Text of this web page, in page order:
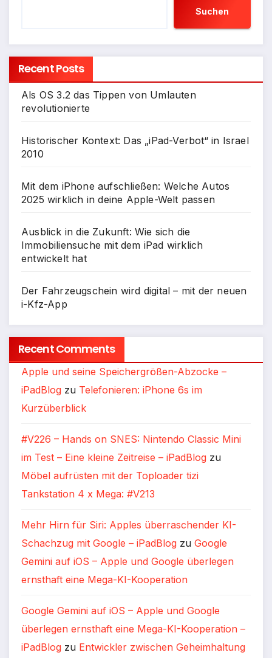
Suchen
Recent Posts
Als OS 3.2 das Tippen von Umlauten
revolutionierte
Historischer Kontext: Das „iPad-Verbot“ in Israel
2010
Mit dem iPhone aufschließen: Welche Autos
2025 wirklich in deine Apple-Welt passen
Ausblick in die Zukunft: Wie sich die
Immobiliensuche mit dem iPad wirklich
entwickelt hat
Der Fahrzeugschein wird digital – mit der neuen
i-Kfz-App
Recent Comments
Apple und seine Speichergrößen-Abzocke –
iPadBlog zu Telefonieren: iPhone 6s im
Kurzüberblick
#V226 – Hands on SNES: Nintendo Classic Mini
im Test – Eine kleine Zeitreise – iPadBlog zu
Möbel aufrüsten mit der Toploader tizi
Tankstation 4 x Mega: #V213
Mehr Hirn für Siri: Apples überraschender KI-
Schachzug mit Google – iPadBlog zu Google
Gemini auf iOS – Apple und Google überlegen
ernsthaft eine Mega-KI-Kooperation
Google Gemini auf iOS – Apple und Google
überlegen ernsthaft eine Mega-KI-Kooperation –
iPadBlog zu Entwickler zwischen Geheimhaltung